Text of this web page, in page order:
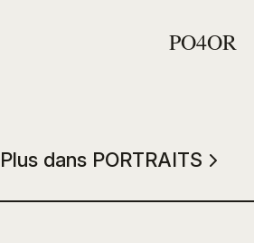
PO4OR
Plus dans PORTRAITS